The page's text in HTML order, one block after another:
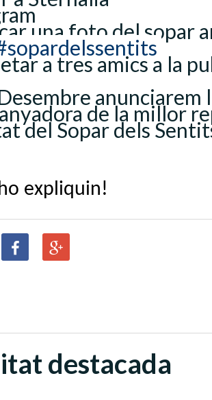
una foto del sopar
a tres amics a la
de la millor
del Sopar dels
expliquin!
destacada